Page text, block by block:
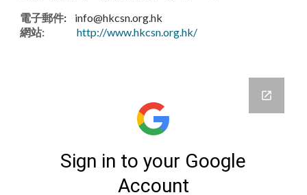
電子郵件: info@hkcsn.org.hk
網站:
http://www.hkcsn.org.hk/